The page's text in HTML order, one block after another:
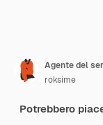
roksime
Potrebbero